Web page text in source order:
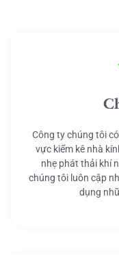
Công ty chúng tôi
vực kiểm kê nhà
nhẹ phát thải khí
chúng tôi luôn cập
dụng